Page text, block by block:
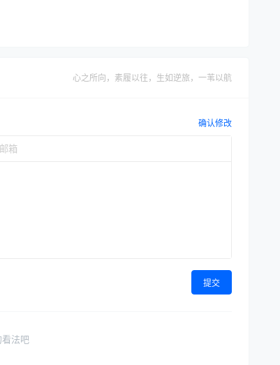
心之所向，素履以往，生如逆旅，一苇以航
确认修改
提交
法吧